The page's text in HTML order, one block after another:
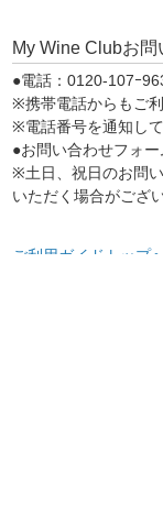
My Wine Clubお問
●電話：0120-107ｰ
※携帯電話からもご
※電話番号を通知して
●お問い合わせフォー
※土日、祝日のお問
いただく場合がござ
ご利用ガイドトップへ